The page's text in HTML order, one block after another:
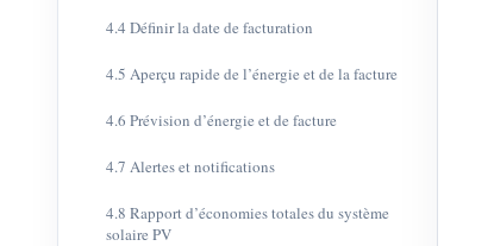
4.4 Définir la date de facturation
4.5 Aperçu rapide de l’énergie et de la facture
4.6 Prévision d’énergie et de facture
4.7 Alertes et notifications
4.8 Rapport d’économies totales du système
solaire PV